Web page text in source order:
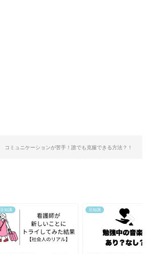
コミュニケーションが苦手！誰でも克服できる方法？！
豆知識 豆知識